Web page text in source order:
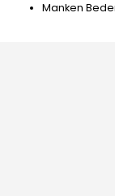
Manken